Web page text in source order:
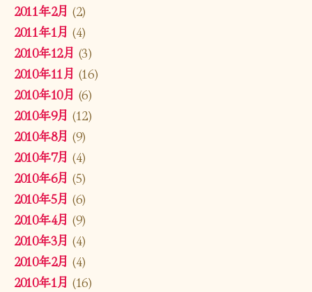
2011年2月 (2)
2011年1月 (4)
2010年12月 (3)
2010年11月 (16)
2010年10月 (6)
2010年9月 (12)
2010年8月 (9)
2010年7月 (4)
2010年6月 (5)
2010年5月 (6)
2010年4月 (9)
2010年3月 (4)
2010年2月 (4)
2010年1月 (16)